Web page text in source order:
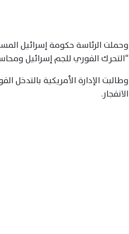
وحملت الرئاسة حكومة إسرائيل
“التحرك الفوري للجم إسرائيل
وطالبت الإدارة الأمريكية بالتدخل
الانفجار.